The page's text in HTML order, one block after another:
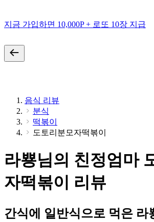
지금 가입하면 10,000P + 로또 10장 지급
음식 리뷰
분식
떡볶이
도토리분모자떡볶이
라뿅님의 친정엄마
자떡볶이 리뷰
간식에 일반식으로 먹은 라